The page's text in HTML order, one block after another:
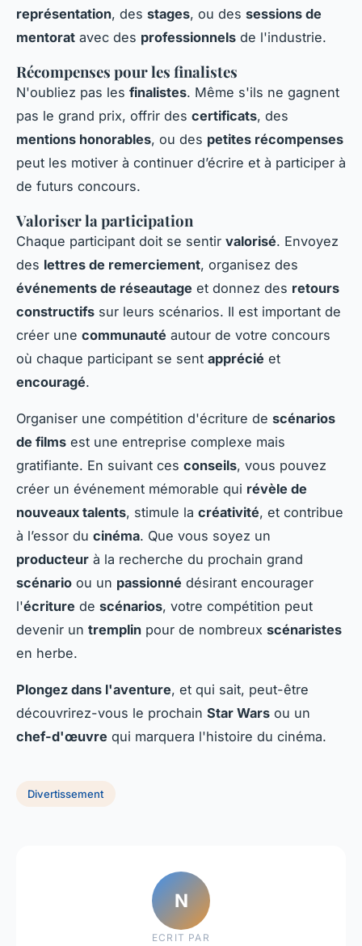
représentation, des stages, ou des sessions de
mentorat avec des professionnels de l'industrie.
Récompenses pour les finalistes
N'oubliez pas les finalistes. Même s'ils ne gagnent
pas le grand prix, offrir des certificats, des
mentions honorables, ou des petites récompenses
peut les motiver à continuer d’écrire et à participer à
de futurs concours.
Valoriser la participation
Chaque participant doit se sentir valorisé. Envoyez
des lettres de remerciement, organisez des
événements de réseautage et donnez des retours
constructifs sur leurs scénarios. Il est important de
créer une communauté autour de votre concours
où chaque participant se sent apprécié et
encouragé.
Organiser une compétition d'écriture de scénarios
de films est une entreprise complexe mais
gratifiante. En suivant ces conseils, vous pouvez
créer un événement mémorable qui révèle de
nouveaux talents, stimule la créativité, et contribue
à l’essor du cinéma. Que vous soyez un
producteur à la recherche du prochain grand
scénario ou un passionné désirant encourager
l'écriture de scénarios, votre compétition peut
devenir un tremplin pour de nombreux scénaristes
en herbe.
Plongez dans l'aventure, et qui sait, peut-être
découvrirez-vous le prochain Star Wars ou un
chef-d'œuvre qui marquera l'histoire du cinéma.
Divertissement
N
ECRIT PAR